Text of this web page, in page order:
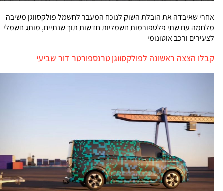
אחרי שאיבדה את הובלת השוק לנוכח המעבר לחשמל פולקסווגן משיבה
מלחמה עם שתי פלטפורמות חשמליות חדשות תוך שנתיים, מותג חשמלי
לצעירים ורכב אוטונומי
קבלו הצצה ראשונה לפולקסווגן טרנספורטר דור שביעי